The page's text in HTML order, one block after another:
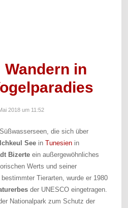
Wandern in
2018 um 11:52
die sich über
Ichkeul See inTunesien in
Bizerte ein außergewöhnliches
Werts und seiner
Tierarten, wurde er 1980
der UNESCO eingetragen.
Nationalpark zum Schutz der